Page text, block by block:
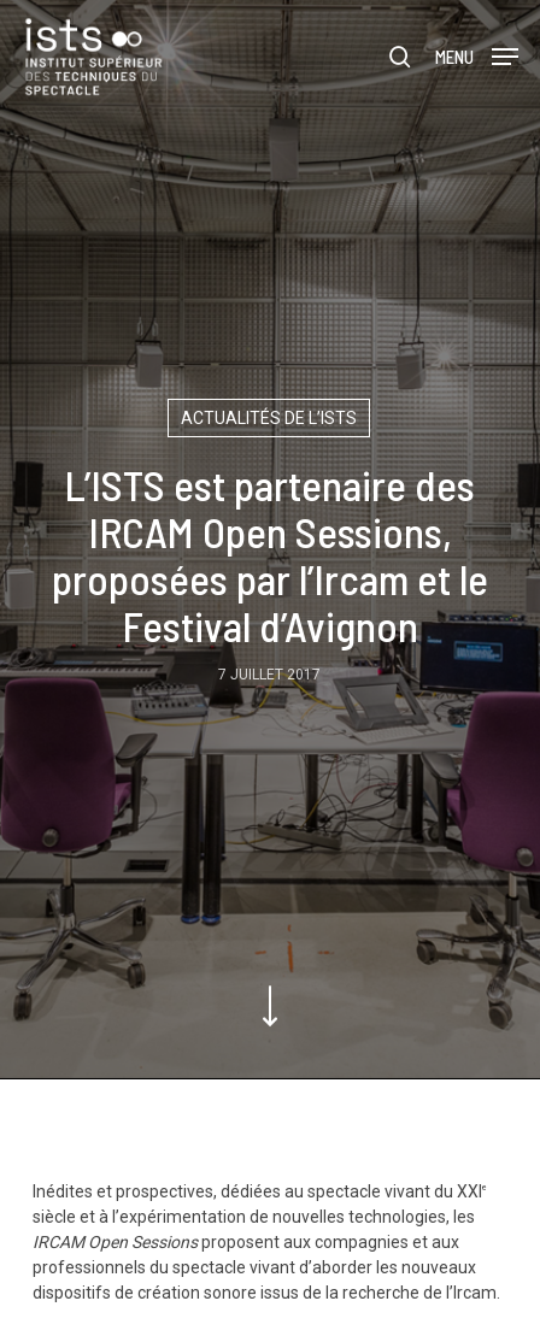
Skip
to
main
content
rechercher
MENU
ACTUALITÉS DE L’ISTS
L’ISTS est partenaire des
IRCAM Open Sessions,
proposées par l’Ircam et le
Festival d’Avignon
7 JUILLET 2017
Inédites et prospectives, dédiées au spectacle vivant du XXI e
siècle et à l’expérimentation de nouvelles technologies, les
IRCAM Open Sessionsproposent aux compagnies et aux
professionnels du spectacle vivant d’aborder les nouveaux
dispositifs de création sonore issus de la recherche de l’Ircam.
Menu